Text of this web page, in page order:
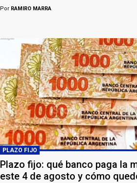
Por RAMIRO MARRA
PLAZO FIJO
Plazo fijo: qué banco paga la
este 4 de agosto y cómo